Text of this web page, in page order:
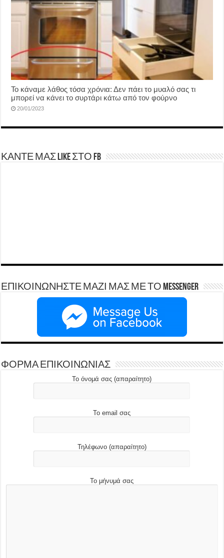
Το κάναμε λάθος τόσα χρόνια: Δεν πάει το μυαλό σας τι
μπορεί να κάνει το συρτάρι κάτω από τον φούρνο
20/01/2023
ΚΑΝΤΕ ΜΑΣ LIKE ΣΤΟ FB
ΕΠΙΚΟΙΝΩΝΗΣΤΕ ΜΑΖΙ ΜΑΣ ΜΕ ΤΟ Messenger
ΦΟΡΜΑ ΕΠΙΚΟΙΝΩΝΙΑΣ
Το όνομά σας (απαραίτητο)
Το email σας
Τηλέφωνο (απαραίτητο)
Το μήνυμά σας